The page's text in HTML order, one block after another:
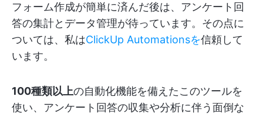
フォーム作成が簡単に済んだ後は、アンケート回
答の集計とデータ管理が待っています。その点に
ついては、私はClickUp Automationsを信頼して
います。
100種類以上の自動化機能を備えたこのツールを
使い、アンケート回答の収集や分析に伴う面倒な